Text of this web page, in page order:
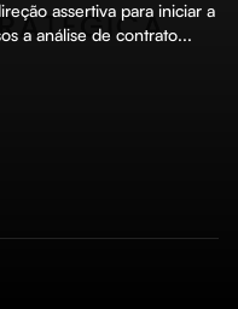
assertiva para iniciar a
a análise de contrato...